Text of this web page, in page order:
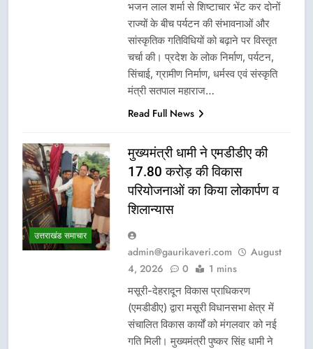
भजन लाल शर्मा से शिष्टाचार भेंट कर दोनों
राज्यों के बीच पर्यटन की संभावनाओं और
सांस्कृतिक गतिविधियों को बढ़ाने पर विस्तृत
चर्चा की। प्रदेश के लोक निर्माण, पर्यटन,
सिंचाई, ग्रामीण निर्माण, धर्मस्व एवं संस्कृति
मंत्री सतपाल महाराज…
Read Full News
उत्तराखंड समाचार
मुख्यमंत्री धामी ने एमडीडीए की
17.80 करोड़ की विकास
परियोजनाओं का किया लोकार्पण व
शिलान्यास
admin@gaurikaveri.com
August
4, 2026
0 1 mins
मसूरी-देहरादून विकास प्राधिकरण
(एमडीडीए) द्वारा मसूरी विधानसभा क्षेत्र में
संचालित विकास कार्यों को मंगलवार को नई
गति मिली। मुख्यमंत्री पुष्कर सिंह धामी ने